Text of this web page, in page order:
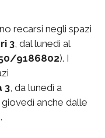
recarsi negli spazi
3 , dal lunedì al
9186802). I
3 , da lunedì a
anche dalle